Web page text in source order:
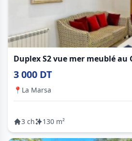
Duplex S2 vue mer meublé au
3 000 DT
📍 La Marsa
3 ch 130 m²